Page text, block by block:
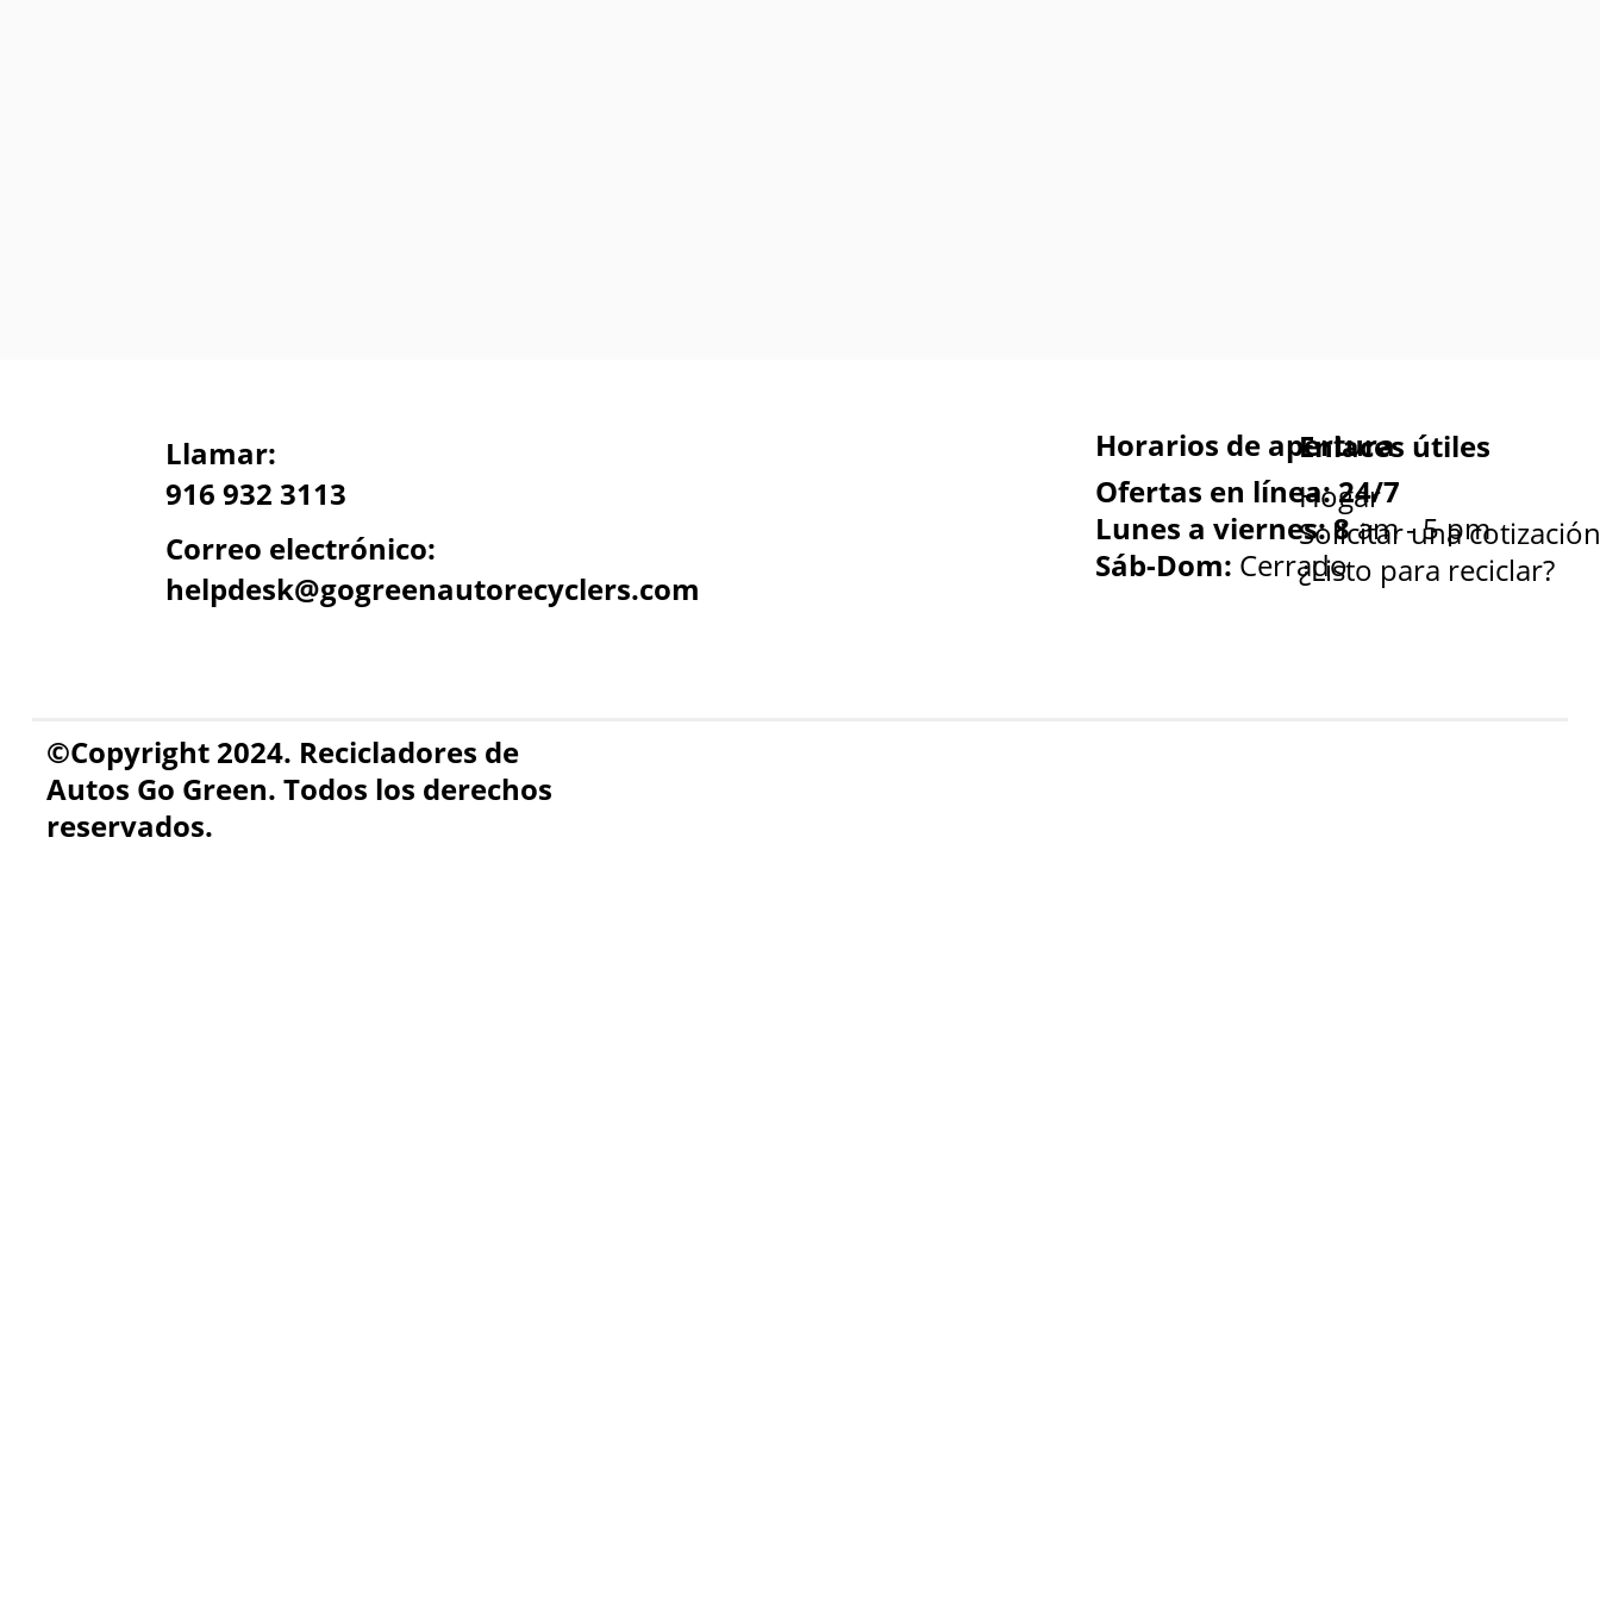
©Copyright 2024. Recicladores de
Autos Go Green. Todos los derechos
reservados.
Llamar:
916 932 3113
Correo electrónico:
helpdesk@gogreenautorecyclers.com
Horarios de apertura
Ofertas en línea: 24/7
Lunes a viernes: 8am - 5 pm
Sáb-Dom: Cerrado
Enlaces útiles
Hogar
Solicitar una
¿Listo para reciclar?